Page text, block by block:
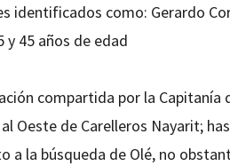
identificados como: Gerardo
y 45 años de edad
compartida por la
al Oeste de Carelleros Nayarit;
a la búsqueda de Olé, no